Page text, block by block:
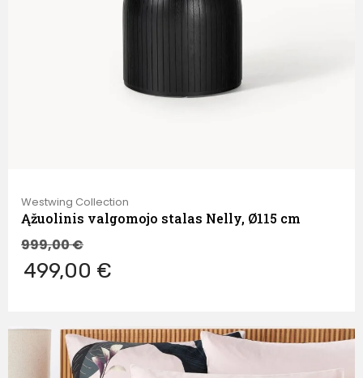
Westwing Collection
Ąžuolinis valgomojo stalas Nelly, Ø115 cm
999,00€
499,00 €